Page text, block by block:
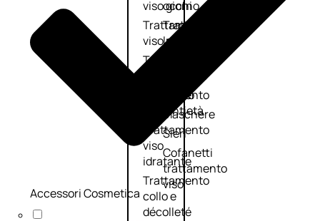
viso giorno
Trattamento
viso notte
Trattamento
Trattamento
viso antietà
Trattamento
viso
idratante
Trattamento
collo e
décolleté
occhi
Trattamento
labbra
trattanti
Scrub
Maschere
Sieri
Cofanetti
trattamento
viso
Accessori Cosmetica